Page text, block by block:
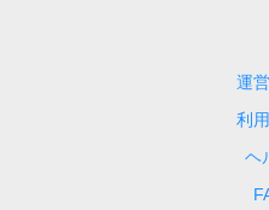
運
利
ヘ